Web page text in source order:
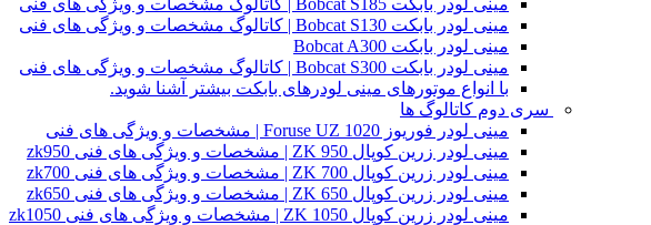
مینی لودر بابکت Bobcat S185 | کاتالوگ مشخصات و ویژگی های فنی
مینی لودر بابکت Bobcat S130 | کاتالوگ مشخصات و ویژگی های فنی
مینی لودر بابکت Bobcat A300
مینی لودر بابکت Bobcat S300 | کاتالوگ مشخصات و ویژگی های فنی
با انواع موتورهای مینی لودرهای بابکت بیشتر آشنا شوید.
سری دوم کاتالوگ ها
مینی لودر فوریوز Foruse UZ 1020 | مشخصات و ویژگی های فنی
مینی لودر زرین کوپال ZK 950 | مشخصات و ویژگی های فنی zk950
مینی لودر زرین کوپال ZK 700 | مشخصات و ویژگی های فنی zk700
مینی لودر زرین کوپال ZK 650 | مشخصات و ویژگی های فنی zk650
مینی لودر زرین کوپال ZK 1050 | مشخصات و ویژگی های فنی zk1050